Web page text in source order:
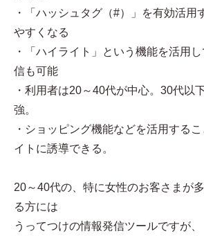
・「ハッシュタグ（#）」を有効活用
やすくなる
・「ハイライト」という機能を活用
信も可能
・利用者は20～40代が中心。30代以
強。
・ショッピング機能などを活用する
イトに誘導できる。
20～40代の、特に女性のお客さまが
る方には
うってつけの情報発信ツールですが、